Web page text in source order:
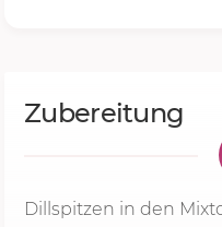
Zubereitung
Dillspitzen in den